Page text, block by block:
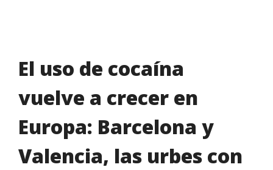
El uso de cocaína
vuelve a crecer en
Europa: Barcelona y
Valencia, las urbes con